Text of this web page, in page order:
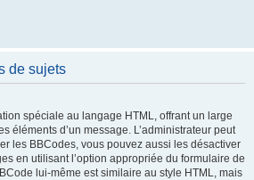
de sujets
spéciale au langage HTML, offrant un large
éléments d’un message. L’administrateur peut
les BBCodes, vous pouvez aussi les désactiver
en utilisant l’option appropriée du formulaire de
lui-même est similaire au style HTML, mais